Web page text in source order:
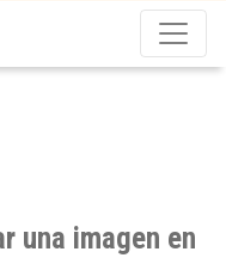
una imagen en